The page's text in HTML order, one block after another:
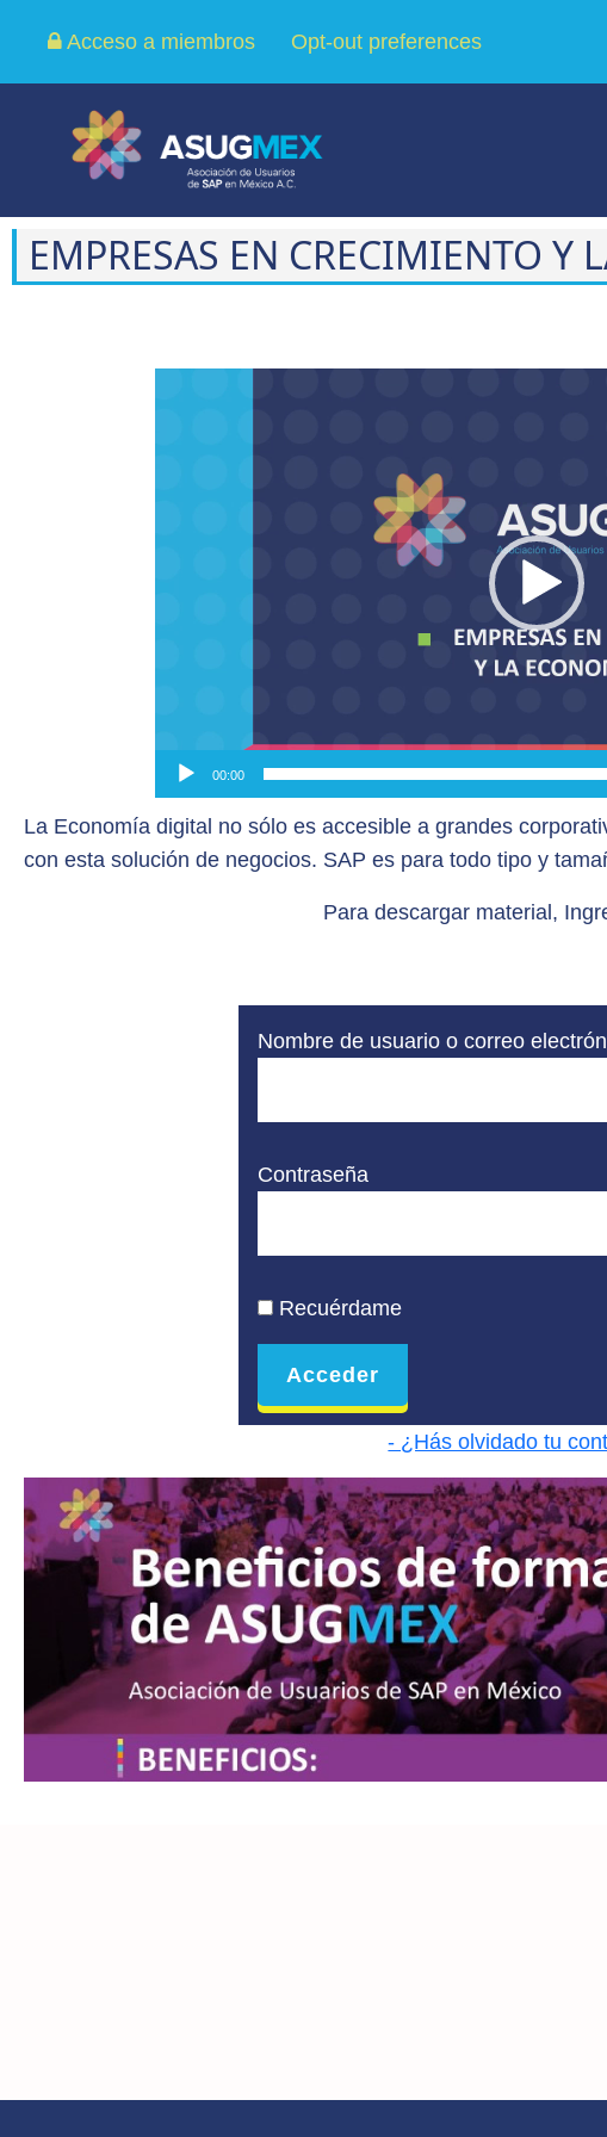
Acceso a miembros Opt-out preferences
EMPRESAS EN CRECIMIENTO Y
00:00
La Economía digital no sólo es accesible a grandes
con esta solución de negocios. SAP es para todo tipo y
Para descargar material,
Nombre de usuario o correo
Contraseña
Recuérdame
- ¿Hás olvidado tu